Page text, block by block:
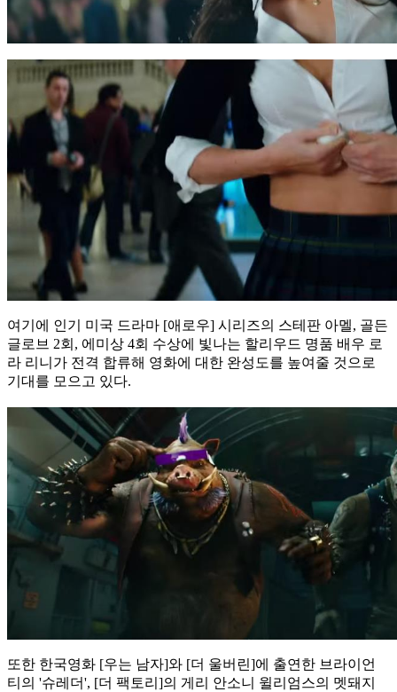
여기에 인기 미국 드라마 [애로우] 시리즈의 스테판 아멜, 골든
글로브 2회, 에미상 4회 수상에 빛나는 할리우드 명품 배우 로
라 리니가 전격 합류해 영화에 대한 완성도를 높여줄 것으로
기대를 모으고 있다.
또한 한국영화 [우는 남자]와 [더 울버린]에 출연한 브라이언
티의 '슈레더', [더 팩토리]의 게리 안소니 윌리엄스의 멧돼지